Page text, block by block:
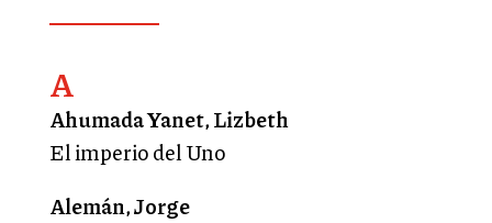
A
Ahumada Yanet, Lizbeth
El imperio del Uno
Alemán, Jorge